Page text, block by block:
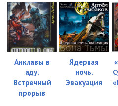
030
031
032
033
034
Анклавы в
аду.
Встречный
прорыв
Ядерная
ночь.
Эвакуация